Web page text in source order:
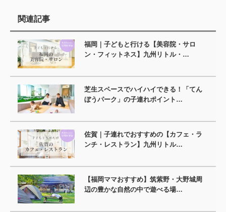
関連記事
福岡｜子どもと行ける【美容院・サロ
ン・フィットネス】九州リトル・…
芝生スペースでハイハイできる！「てん
ぼうパーク」の子連れポイント…
佐賀｜子連れでおすすめの【カフェ・ラ
ンチ・レストラン】九州リトル…
【福岡ママおすすめ】筑紫野・大野城周
辺の豊かな自然の中で遊べる場…